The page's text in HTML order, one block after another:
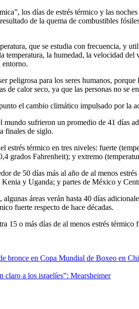
los días de estrés térmico y las
de la quema de combustibles
que se estudia con frecuencia, y
temperatura, la humedad, la velocidad
entorno.
peligrosa para los seres humanos,
de calor seco, ya que las personas no se
el cambio climático impulsado por la
sufrieron un promedio de 41 días
finales de siglo.
estrés térmico en tres niveles: fuerte
grados Fahrenheit); y extremo
de 50 días más al año de al menos
y Uganda; y partes de México y
áreas verán hasta 40 días
fuerte respecto de hace décadas.
15 o más días de al menos estrés
bronce en Copa Mundial de Boxeo en
claro a los israelíes”: Mearsheimer